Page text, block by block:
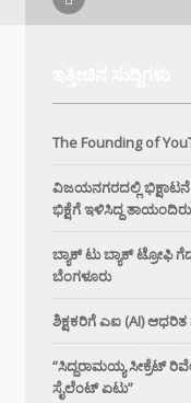
The Founding of
ವಿಜಯನಗರದಲ್ಲಿ ಭಿಕ್ಷಾಟನೆ
ಭಿಕ್ಷೆಗೆ ಇಳಿಸಿದ್ದ ತಾಯಂದಿರು
ಬ್ಯಾಕ್ ಟು ಬ್ಯಾಕ್ ಟ್ರೋಫಿ
ಬೆಂಗಳೂರು
ಶಿಕ್ಷಕರಿಗೆ ಎಐ (AI)
“ಸಿದ್ದರಾಮಯ್ಯ ಸೀಕ್ರೆಟ್
ಸೈಲೆಂಟ್ ಏಟು”